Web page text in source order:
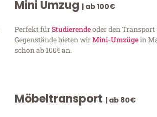
Mini Umzug | ab 100€
Perfekt fürStudierendeoder den
Gegenstände bieten wirMini-Umzügein
schon ab 100€ an.
Möbeltransport | ab 80€